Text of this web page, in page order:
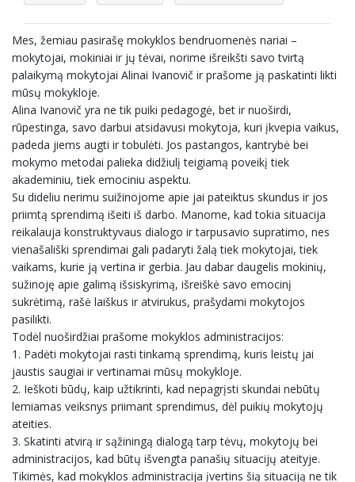
Mes, žemiau pasirašę mokyklos bendruomenės nariai –
mokytojai, mokiniai ir jų tėvai, norime išreikšti savo tvirtą
palaikymą mokytojai Alinai Ivanovič ir prašome ją paskatinti likti
mūsų mokykloje.
Alina Ivanovič yra ne tik puiki pedagogė, bet ir nuoširdi,
rūpestinga, savo darbui atsidavusi mokytoja, kuri įkvepia vaikus,
padeda jiems augti ir tobulėti. Jos pastangos, kantrybė bei
mokymo metodai palieka didžiulį teigiamą poveikį tiek
akademiniu, tiek emociniu aspektu.
Su dideliu nerimu suižinojome apie jai pateiktus skundus ir jos
priimtą sprendimą išeiti iš darbo. Manome, kad tokia situacija
reikalauja konstruktyvaus dialogo ir tarpusavio supratimo, nes
vienašališki sprendimai gali padaryti žalą tiek mokytojai, tiek
vaikams, kurie ją vertina ir gerbia. Jau dabar daugelis mokinių,
sužinoję apie galimą išsiskyrimą, išreiškė savo emocinį
sukrėtimą, rašė laiškus ir atvirukus, prašydami mokytojos
pasilikti.
Todėl nuoširdžiai prašome mokyklos administracijos:
1. Padėti mokytojai rasti tinkamą sprendimą, kuris leistų jai
jaustis saugiai ir vertinamai mūsų mokykloje.
2. Ieškoti būdų, kaip užtikrinti, kad nepagrįsti skundai nebūtų
lemiamas veiksnys priimant sprendimus, dėl puikių mokytojų
ateities.
3. Skatinti atvirą ir sąžiningą dialogą tarp tėvų, mokytojų bei
administracijos, kad būtų išvengta panašių situacijų ateityje.
Tikimės, kad mokyklos administracija įvertins šią situaciją ne tik